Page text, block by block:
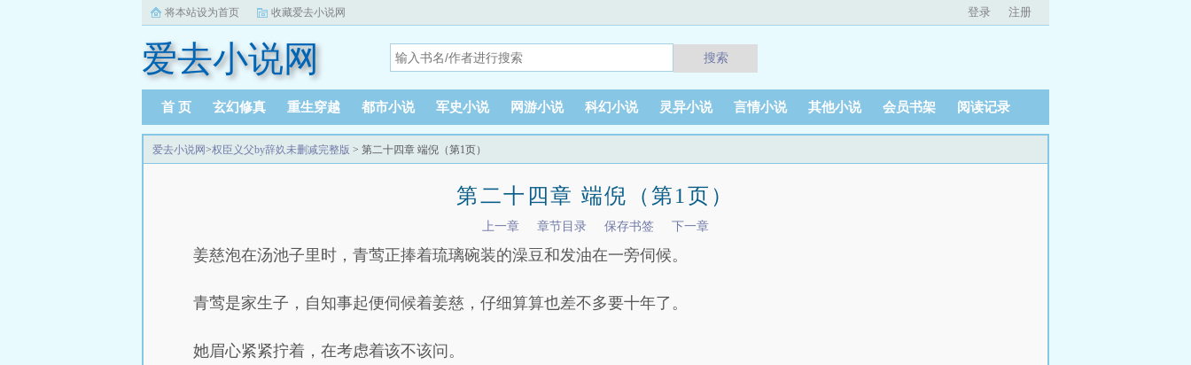
将本站设为首页 收藏爱去小说网 登录 注册
爱去小说网 搜索
首 页 玄幻修真 重生穿越 都市小说 军史小说 网游小说 科幻小说 灵异小说 言情小说 其他小说 会员书架 阅读记录
爱去小说网>权臣义父by辞奺未删减完整版 > 第二十四章 端倪（第1页）
第二十四章 端倪（第1页）
上一章 章节目录 保存书签 下一章
姜慈泡在汤池子里时，青莺正捧着琉璃碗装的澡豆和发油在一旁伺候。
青莺是家生子，自知事起便伺候着姜慈，仔细算算也差不多要十年了。
她眉心紧紧拧着，在考虑着该不该问。